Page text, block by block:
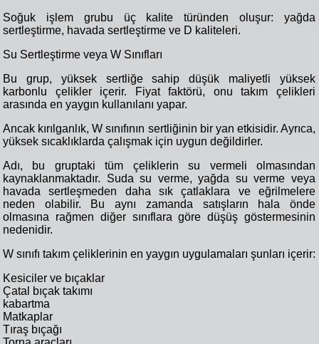
Soğuk işlem grubu üç kalite türünden oluşur: yağda
sertleştirme, havada sertleştirme ve D kaliteleri.
Su Sertleştirme veya W Sınıfları
Bu grup, yüksek sertliğe sahip düşük maliyetli yüksek
karbonlu çelikler içerir. Fiyat faktörü, onu takım çelikleri
arasında en yaygın kullanılanı yapar.
Ancak kırılganlık, W sınıfının sertliğinin bir yan etkisidir. Ayrıca,
yüksek sıcaklıklarda çalışmak için uygun değildirler.
Adı, bu gruptaki tüm çeliklerin su vermeli olmasından
kaynaklanmaktadır. Suda su verme, yağda su verme veya
havada sertleşmeden daha sık çatlaklara ve eğrilmelere
neden olabilir. Bu aynı zamanda satışların hala önde
olmasına rağmen diğer sınıflara göre düşüş göstermesinin
nedenidir.
W sınıfı takım çeliklerinin en yaygın uygulamaları şunları içerir:
Kesiciler ve bıçaklar
Çatal bıçak takımı
kabartma
Matkaplar
Tıraş bıçağı